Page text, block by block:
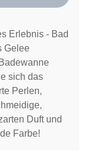
Erlebnis - Bad
Gelee
sich das
Perlen,
Duft und
Farbe!